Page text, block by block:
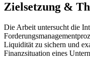
Zielsetzung &
Die Arbeit untersucht die
Liquidität zu sichern und
Finanzsituation eines